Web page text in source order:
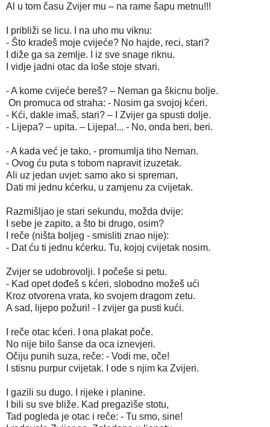
Al u tom času Zvijer mu – na rame šapu metnu!!!
I približi se licu. I na uho mu viknu:
- Što kradeš moje cvijeće? No hajde, reci, stari?
I diže ga sa zemlje. I iz sve snage riknu.
I vidje jadni otac da loše stoje stvari.
- A kome cvijeće bereš? – Neman ga škicnu bolje.
On promuca od straha: - Nosim ga svojoj kćeri.
- Kći, dakle imaš, stari? – I Zvijer ga spusti dolje.
- Lijepa? – upita. – Lijepa!... - No, onda beri, beri.
- A kada već je tako, - promumlja tiho Neman.
- Ovog ću puta s tobom napravit izuzetak.
Ali uz jedan uvjet: samo ako si spreman,
Dati mi jednu kćerku, u zamjenu za cvijetak.
Razmišljao je stari sekundu, možda dvije:
I sebe je zapito, a što bi drugo, osim?
I reče (ništa boljeg - smisliti znao nije):
- Dat ću ti jednu kćerku. Tu, kojoj cvijetak nosim.
Zvijer se udobrovolji. I počeše si petu.
- Kad opet dođeš s kćeri, slobodno možeš ući
Kroz otvorena vrata, ko svojem dragom zetu.
A sad, lijepo požuri! - I zvijer ga pusti kući.
I reče otac kćeri. I ona plakat poče.
No nije bilo šanse da oca iznevjeri.
Očiju punih suza, reče: - Vodi me, oče!
I stisnu purpur cvijetak. I ode s njim ka Zvijeri.
I gazili su dugo. I rijeke i planine.
I bili su sve bliže. Kad pregaziše stotu,
Tad pogleda je otac i reče: - Tu smo, sine!